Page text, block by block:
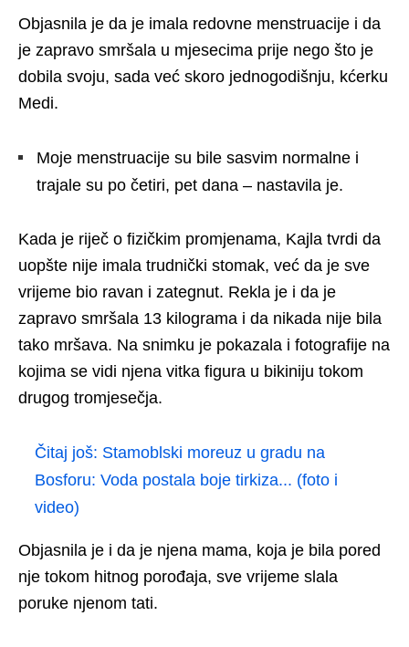
Objasnila je da je imala redovne menstruacije i da
je zapravo smršala u mjesecima prije nego što je
dobila svoju, sada već skoro jednogodišnju, kćerku
Medi.
Moje menstruacije su bile sasvim normalne i
trajale su po četiri, pet dana – nastavila je.
Kada je riječ o fizičkim promjenama, Kajla tvrdi da
uopšte nije imala trudnički stomak, već da je sve
vrijeme bio ravan i zategnut. Rekla je i da je
zapravo smršala 13 kilograma i da nikada nije bila
tako mršava. Na snimku je pokazala i fotografije na
kojima se vidi njena vitka figura u bikiniju tokom
drugog tromjesečja.
Čitaj još: Stamoblski moreuz u gradu na
Bosforu: Voda postala boje tirkiza... (foto i
video)
Objasnila je i da je njena mama, koja je bila pored
nje tokom hitnog porođaja, sve vrijeme slala
poruke njenom tati.